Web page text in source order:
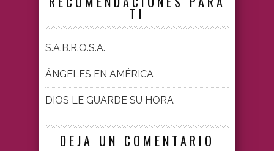
TI
S.A.B.R.O.S.A.
ÁNGELES EN AMÉRICA
DIOS LE GUARDE SU HORA
DEJA UN COMENTARIO